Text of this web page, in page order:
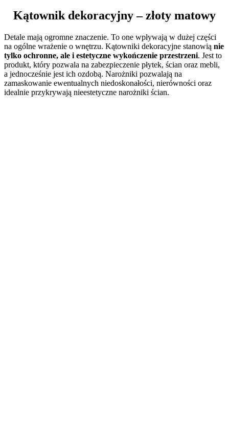
Kątownik dekoracyjny – złoty matowy
Detale mają ogromne znaczenie. To one wpływają w dużej części
na ogólne wrażenie o wnętrzu. Kątowniki dekoracyjne stanowią nie
tylko ochronne, ale i estetyczne wykończenie przestrzeni. Jest to
produkt, który pozwala na zabezpieczenie płytek, ścian oraz mebli,
a jednocześnie jest ich ozdobą. Narożniki pozwalają na
zamaskowanie ewentualnych niedoskonałości, nierówności oraz
idealnie przykrywają nieestetyczne narożniki ścian.